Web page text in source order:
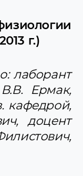
г.)
лаборант
Ермак,
кафедрой,
доцент